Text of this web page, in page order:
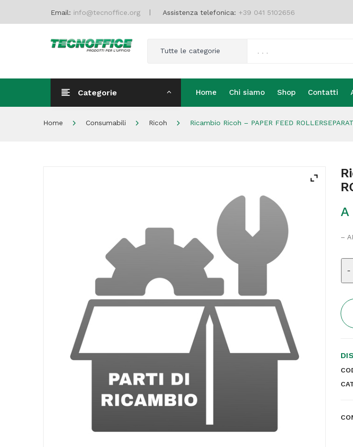
Email: info@tecnoffice.org Assistenza telefonica: +39 041 5102656
Tutte le categorie
Categorie Home Chi siamo Shop Contatti
Home Chi siamo Shop Contatti
Home Consumabili Ricoh Ricambio Ricoh – PAPER FEED
–